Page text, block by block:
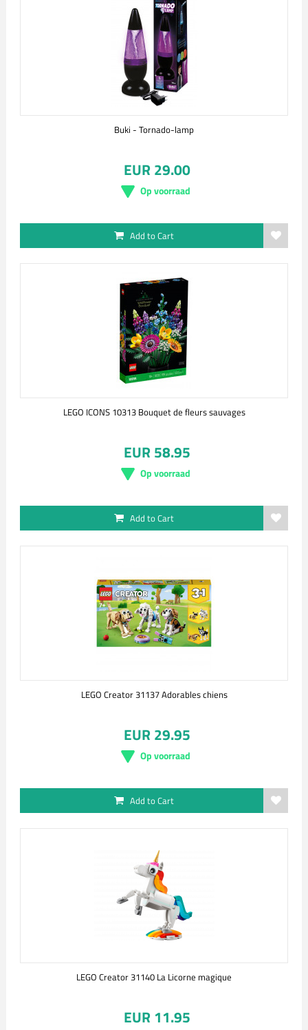
Buki - Tornado-lamp
EUR 29.00
Op voorraad
Add to Cart
LEGO ICONS 10313 Bouquet de fleurs sauvages
EUR 58.95
Op voorraad
Add to Cart
LEGO Creator 31137 Adorables chiens
EUR 29.95
Op voorraad
Add to Cart
LEGO Creator 31140 La Licorne magique
EUR 11.95